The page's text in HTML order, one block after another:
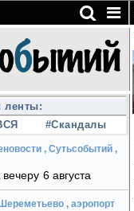
ленты:
#Скандалы
, Сутьсобытий ,
6 августа
, аэропорт